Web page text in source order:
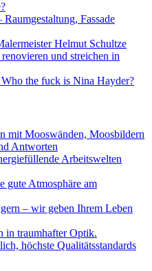
Fassade
Helmut Schultze
und streichen in
the fuck is Nina Hayder?
mit Mooswänden, Moosbildern
Antworten
Arbeitswelten
gute Atmosphäre am
– wir geben Ihrem Leben
in traumhafter Optik.
höchste Qualitätsstandards